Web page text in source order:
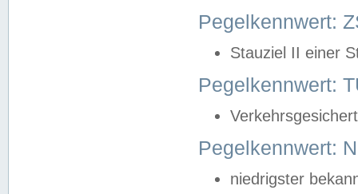
Pegelkennwert:
Stauziel II einer
Pegelkennwert:
Pegelkennwert:
niedrigster